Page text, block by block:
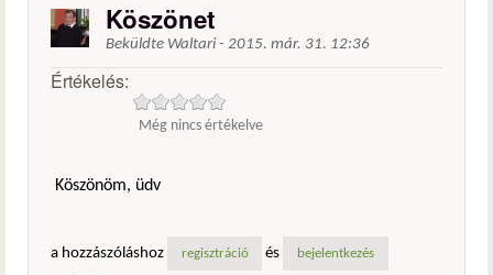
Köszönet
Beküldte Waltari - 2015. már. 31. 12:36
Értékelés:
Még nincs értékelve
Köszönöm, üdv
a hozzászóláshoz regisztráció és bejelentkezés